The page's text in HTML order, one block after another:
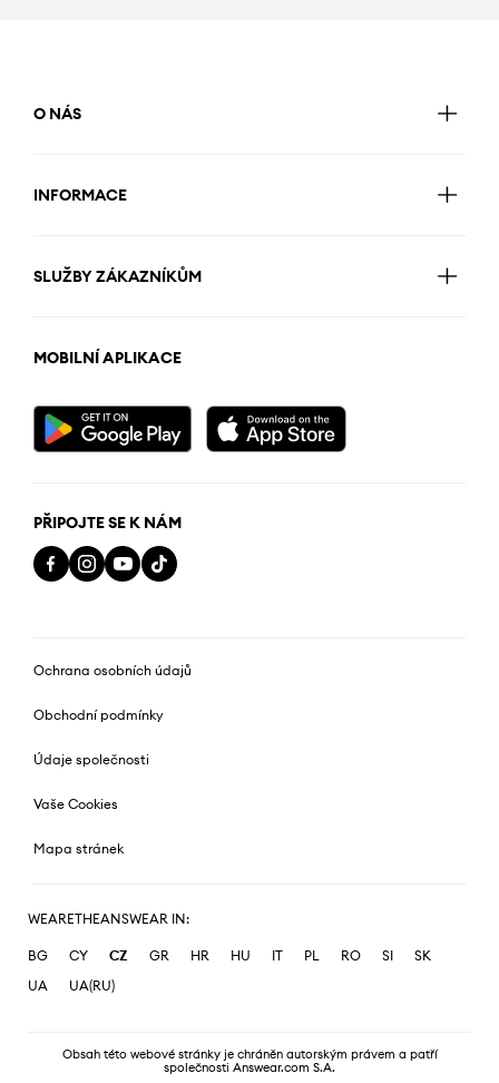
O NÁS
INFORMACE
SLUŽBY ZÁKAZNÍKŮM
MOBILNÍ APLIKACE
PŘIPOJTE SE K NÁM
Ochrana osobních údajů
Obchodní podmínky
Údaje společnosti
Vaše Cookies
Mapa stránek
WEARETHEANSWEAR IN:
BG CY CZ GR HR HU IT PL RO SI
SK
UA
UA(RU)
Obsah této webové stránky je chráněn autorským právem a patří
společnosti Answear.com S.A.